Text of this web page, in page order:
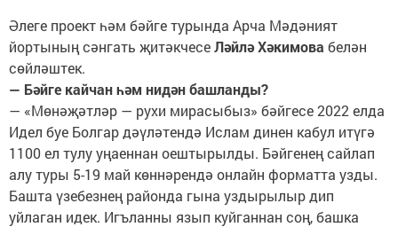
Әлеге проект һәм бәйге турында Арча Мәдәният
йортының сәнгать җитәкчесеЛәйлә Хәкимова белән
сөйләштек.
— Бәйге кайчан һәм нидән башланды?
— «Мөнәҗәтләр — рухи мирасыбыз» бәйгесе 2022 елда
Идел буе Болгар дәүләтендә Ислам динен кабул итүгә
1100 ел тулу уңаеннан оештырылды. Бәйгенең сайлап
алу туры 5-19 май көннәрендә онлайн форматта узды.
Башта үзебезнең районда гына уздырылыр дип
уйлаган идек. Игъланны язып куйганнан соң, башка